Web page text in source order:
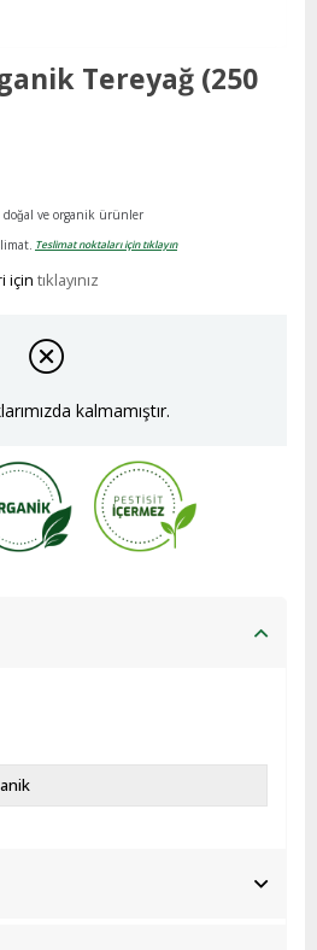
Tereyağ (250
doğal ve organik ürünler
Teslimat noktaları için tıklayın
için tıklayınız
kalmamıştır.